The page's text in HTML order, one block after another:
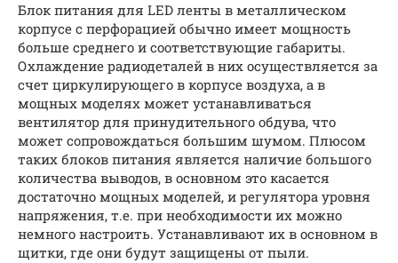
Блок питания для LED ленты в металлическом
корпусе с перфорацией обычно имеет мощность
больше среднего и соответствующие габариты.
Охлаждение радиодеталей в них осуществляется за
счет циркулирующего в корпусе воздуха, а в
мощных моделях может устанавливаться
вентилятор для принудительного обдува, что
может сопровождаться большим шумом. Плюсом
таких блоков питания является наличие большого
количества выводов, в основном это касается
достаточно мощных моделей, и регулятора уровня
напряжения, т.е. при необходимости их можно
немного настроить. Устанавливают их в основном в
щитки, где они будут защищены от пыли.